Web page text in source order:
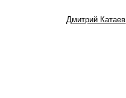
Дмитрий Катаев